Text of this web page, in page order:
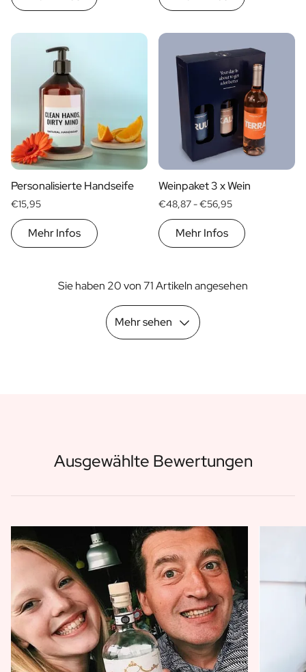
Personalisierte Handseife
€15,95
Mehr Infos
Weinpaket 3 x Wein
€48,87 -€56,95
Mehr Infos
Sie haben 20 von 71 Artikeln angesehen
Mehr sehen
Ausgewählte Bewertungen